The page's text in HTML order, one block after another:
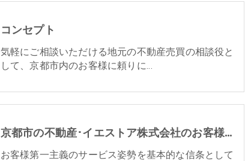
コンセプト
気軽にご相談いただける地元の不動産売買の相談役と
して、京都市内のお客様に頼りに…
京都市の不動産･イエストア株式会社のお客様の声
お客様第一主義のサービス姿勢を基本的な信条として